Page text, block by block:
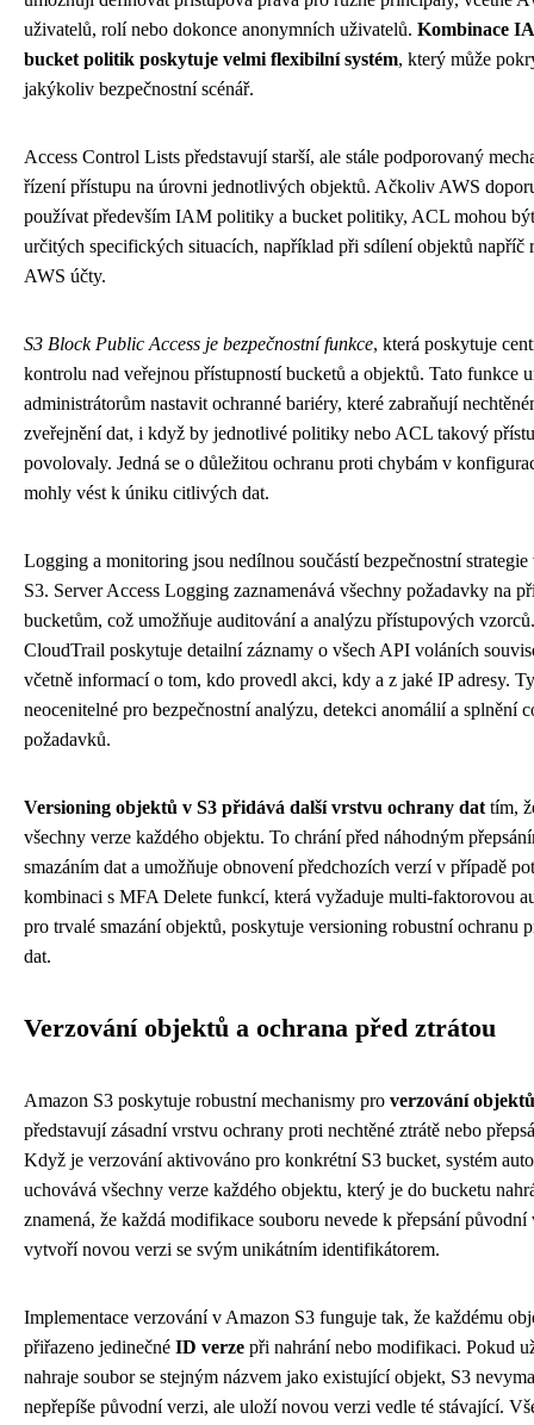
uživatelů, rolí nebo dokonce anonymních uživatelů. Kombinace
bucket politik poskytuje velmi flexibilní systém, který může
jakýkoliv bezpečnostní scénář.
Access Control Lists představují starší, ale stále podporovaný
řízení přístupu na úrovni jednotlivých objektů. Ačkoliv AWS
používat především IAM politiky a bucket politiky, ACL mohou
určitých specifických situacích, například při sdílení objektů napříč
AWS účty.
S3 Block Public Access je bezpečnostní funkce, která poskytuje
kontrolu nad veřejnou přístupností bucketů a objektů. Tato funkce
administrátorům nastavit ochranné bariéry, které zabraňují
zveřejnění dat, i když by jednotlivé politiky nebo ACL takový
povolovaly. Jedná se o důležitou ochranu proti chybám v
mohly vést k úniku citlivých dat.
Logging a monitoring jsou nedílnou součástí bezpečnostní
S3. Server Access Logging zaznamenává všechny požadavky na
bucketům, což umožňuje auditování a analýzu přístupových
CloudTrail poskytuje detailní záznamy o všech API voláních
včetně informací o tom, kdo provedl akci, kdy a z jaké IP adresy.
neocenitelné pro bezpečnostní analýzu, detekci anomálií a splnění
požadavků.
Versioning objektů v S3 přidává další vrstvu ochrany dat tím,
všechny verze každého objektu. To chrání před náhodným
smazáním dat a umožňuje obnovení předchozích verzí v případě
kombinaci s MFA Delete funkcí, která vyžaduje multi-faktorovou
pro trvalé smazání objektů, poskytuje versioning robustní ochranu
dat.
Verzování objektů a ochrana před ztrátou
Amazon S3 poskytuje robustní mechanismy pro verzování objektů
představují zásadní vrstvu ochrany proti nechtěné ztrátě nebo
Když je verzování aktivováno pro konkrétní S3 bucket, systém
uchovává všechny verze každého objektu, který je do bucketu
znamená, že každá modifikace souboru nevede k přepsání původní
vytvoří novou verzi se svým unikátním identifikátorem.
Implementace verzování v Amazon S3 funguje tak, že každému
přiřazeno jedinečné ID verze při nahrání nebo modifikaci. Pokud
nahraje soubor se stejným názvem jako existující objekt, S3
nepřepíše původní verzi, ale uloží novou verzi vedle té stávající.